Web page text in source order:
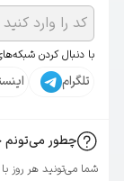
با دنبال کردن
تلگرام
چطور می‌تونم
شما می‌تونید هر روز